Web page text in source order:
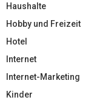
Haushalte
Hobby und Freizeit
Hotel
Internet
Internet-Marketing
Kinder